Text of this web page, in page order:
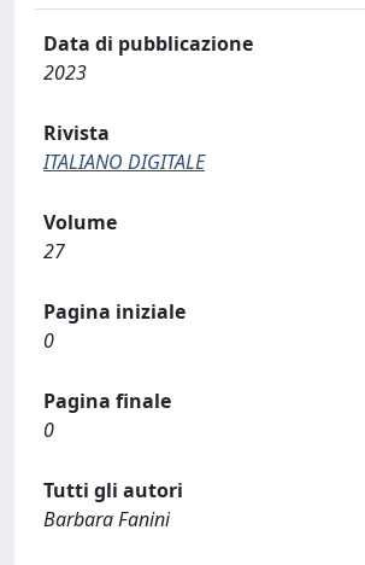
Data di pubblicazione
2023
Rivista
ITALIANO DIGITALE
Volume
27
Pagina iniziale
0
Pagina finale
0
Tutti gli autori
Barbara Fanini